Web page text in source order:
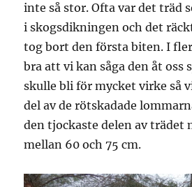
inte så stor. Ofta var det träd
i skogsdikningen och det
tog bort den första biten. I
bra att vi kan såga den åt oss
skulle bli för mycket virke så
del av de rötskadade
den tjockaste delen av trädet
mellan 60 och 75 cm.